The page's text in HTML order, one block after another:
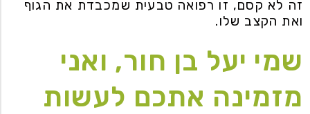
זה לא קסם, זו רפואה טבעית שמכבדת את הגוף
ואת הקצב שלו.
שמי יעל בן חור, ואני
מזמינה אתכם לעשות